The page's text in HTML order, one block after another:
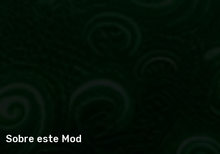
Sobre este Mod